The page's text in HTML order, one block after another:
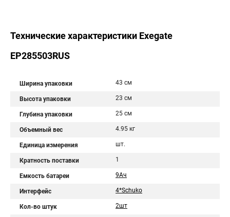
Технические характеристики Exegate
EP285503RUS
Ширина упаковки 43 см
Высота упаковки 23 см
Глубина упаковки 25 см
Объемный вес 4.95 кг
Единица измерения шт.
Кратность поставки 1
Емкость батареи 9Aч
Интерфейс 4*Schuko
Кол-во штук 2шт